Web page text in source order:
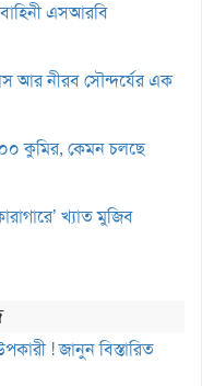
এসআরবি
আর নীরব সৌন্দর্যের এক
কুমির, কেমন চলছে
খ্যাত মুজিব
! জানুন বিস্তারিত